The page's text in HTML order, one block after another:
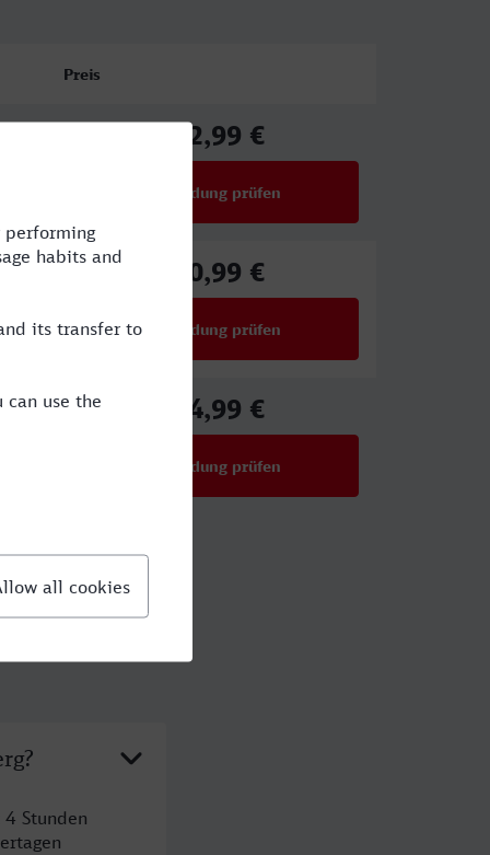
Preis
42,99 €
Verbindung prüfen
40,99 €
Verbindung prüfen
44,99 €
Verbindung prüfen
Stunden